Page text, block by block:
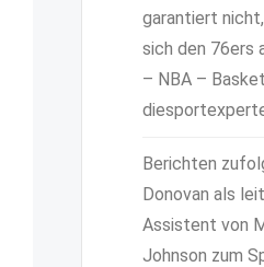
garantiert
sich den 76ers
– NBA –
Berichten
Donovan als
Assistent von
Johnson zum